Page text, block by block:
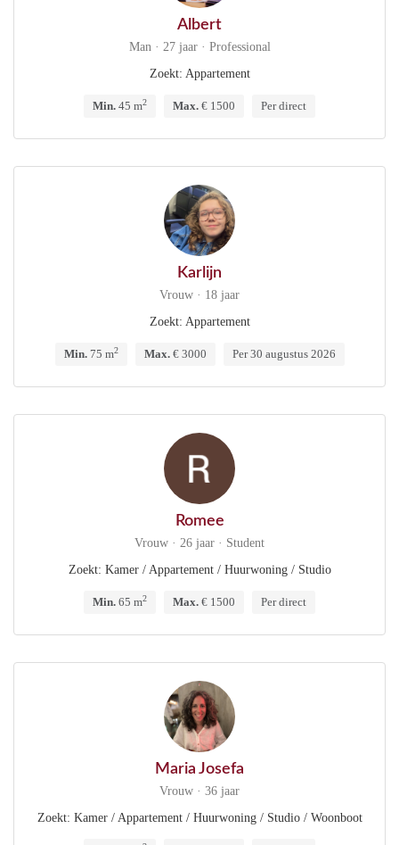
Albert
Man · 27 jaar · Professional
Zoekt: Appartement
Min. 45 m2 Max. € 1500 Per direct
Karlijn
Vrouw · 18 jaar
Zoekt: Appartement
Min.75 m2 Max.€ 3000 Per 30 augustus 2026
Romee
Vrouw · 26 jaar · Student
Zoekt: Kamer / Appartement / Huurwoning / Studio
Min. 65 m2 Max. € 1500 Per direct
Maria Josefa
Vrouw · 36 jaar
Zoekt: Kamer / Appartement / Huurwoning / Studio / Woonboot